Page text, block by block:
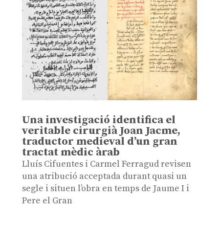
Una investigació identifica el
veritable cirurgià Joan Jacme,
traductor medieval d’un gran
tractat mèdic àrab
Lluís Cifuentes i Carmel Ferragud revisen
una atribució acceptada durant quasi un
segle i situen l’obra en temps de Jaume I i
Pere el Gran